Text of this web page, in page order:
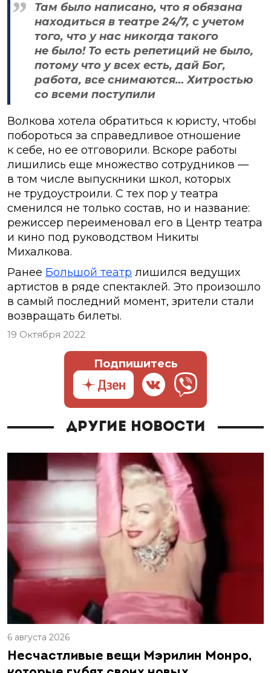
Там было написано, что я обязана
находиться в театре 24/7, с учетом
того, что у нас никогда такого
не было! То есть репетиций не было,
потому что у всех есть, дай Бог,
работа, все снимаются… Хитростью
со всеми поступили
Волкова хотела обратиться к юристу, чтобы
побороться за справедливое отношение
к себе, но ее отговорили. Вскоре работы
лишились еще множество сотрудников —
в том числе выпускники школ, которых
не трудоустроили. С тех пор у театра
сменился не только состав, но и название:
режиссер переименовал его в Центр театра
и кино под руководством Никиты
Михалкова.
Ранее Большой театр лишился ведущих
артистов в ряде спектаклей. Это произошло
в самый последний момент, зрители стали
возвращать билеты.
19 Октября 2022
Подпишитесь
Другие новости
6 августа 2026
Несчастливые вещи Мэрилин Монро,